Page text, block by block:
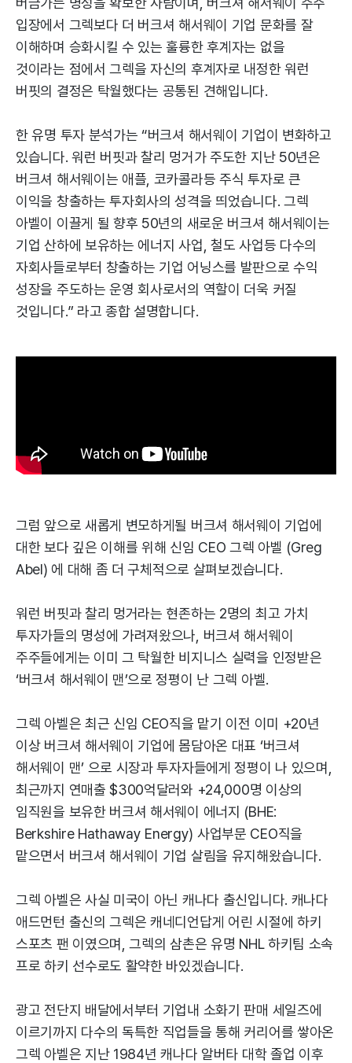
입장에서 그렉보다 더 버크셔 해서웨이 기업 문화를 잘
이해하며 승화시킬 수 있는 훌륭한 후계자는 없을
것이라는 점에서 그렉을 자신의 후계자로 내정한 워런
버핏의 결정은 탁월했다는 공통된 견해입니다.
한 유명 투자 분석가는 “버크셔 해서웨이 기업이 변화하고
있습니다. 워런 버핏과 찰리 멍거가 주도한 지난 50년은
버크셔 해서웨이는 애플, 코카콜라등 주식 투자로 큰
이익을 창출하는 투자회사의 성격을 띄었습니다. 그렉
아벨이 이끌게 될 향후 50년의 새로운 버크셔 해서웨이는
기업 산하에 보유하는 에너지 사업, 철도 사업등 다수의
자회사들로부터 창출하는 기업 어닝스를 발판으로 수익
성장을 주도하는 운영 회사로서의 역할이 더욱 커질
것입니다.” 라고 종합 설명합니다.
그럼 앞으로 새롭게 변모하게될 버크셔 해서웨이 기업에
대한 보다 깊은 이해를 위해 신임 CEO 그렉 아벨 (Greg
Abel) 에 대해 좀 더 구체적으로 살펴보겠습니다.
워런 버핏과 찰리 멍거라는 현존하는 2명의 최고 가치
투자가들의 명성에 가려져왔으나, 버크셔 해서웨이
주주들에게는 이미 그 탁월한 비지니스 실력을 인정받은
‘버크셔 해서웨이 맨’으로 정평이 난 그렉 아벨.
그렉 아벨은 최근 신임 CEO직을 맡기 이전 이미 +20년
이상 버크셔 해서웨이 기업에 몸담아온 대표 ‘버크셔
해서웨이 맨’ 으로 시장과 투자자들에게 정평이 나 있으며,
최근까지 연매출 $300억달러와 +24,000명 이상의
임직원을 보유한 버크셔 해서웨이 에너지 (BHE:
Berkshire Hathaway Energy) 사업부문 CEO직을
맡으면서 버크셔 해서웨이 기업 살림을 유지해왔습니다.
그렉 아벨은 사실 미국이 아닌 캐나다 출신입니다. 캐나다
애드먼턴 출신의 그렉은 캐네디언답게 어린 시절에 하키
스포츠 팬 이였으며, 그렉의 삼촌은 유명 NHL 하키팀 소속
프로 하키 선수로도 활약한 바있겠습니다.
광고 전단지 배달에서부터 기업내 소화기 판매 세일즈에
이르기까지 다수의 독특한 직업들을 통해 커리어를 쌓아온
그렉 아벨은 지난 1984년 캐나다 알버타 대학 졸업 이후